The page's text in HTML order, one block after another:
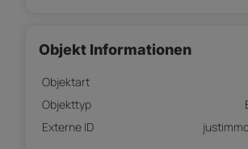
Objekt Informationen
Objektart
Objekttyp
Externe ID